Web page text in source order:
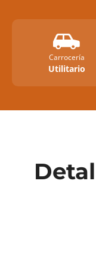
Carrocería
Utilitario